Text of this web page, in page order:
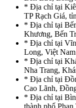
* Địa chỉ tại
TP Rạch Giá,
* Địa chỉ tại
Khương, Bến
* Địa chỉ tại
Long, Việt Nam
* Địa chỉ tại
Nha Trang,
* Địa chỉ tại
Cao Lãnh,
* Địa chỉ tại
thành phố